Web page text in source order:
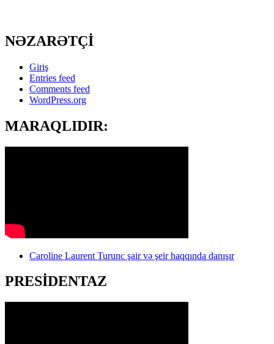
NƏZARƏTÇİ
Giriş
Entries feed
Comments feed
WordPress.org
MARAQLIDIR:
Caroline Laurent Turunc şair və şeir haqqında danışır
PRESİDENTAZ